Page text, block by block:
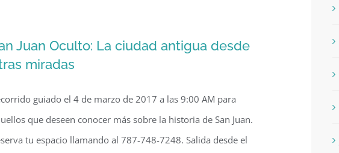
una
Isla:
fortificaciones
Juan Oculto: La ciudad antigua desde
miradas
guiado el 4 de marzo de 2017 a las 9:00 AM para
que deseen conocer más sobre la historia de San Juan.
tu espacio llamando al 787-748-7248. Salida desde el